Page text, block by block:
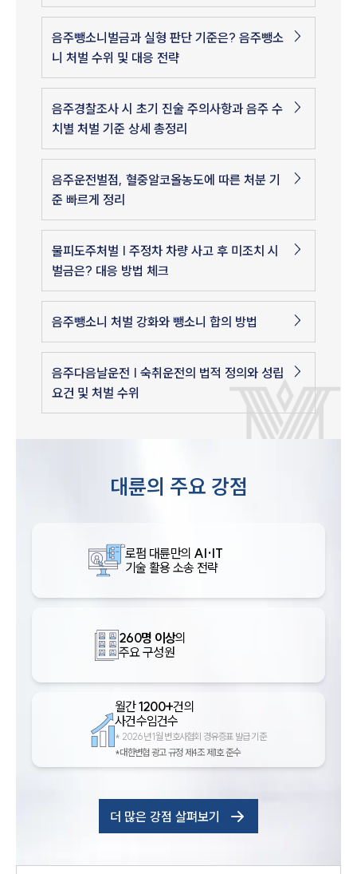
음주뺑소니벌금과 실형 판단 기준은? 음주뺑소
니 처벌 수위 및 대응 전략
음주경찰조사 시 초기 진술 주의사항과 음주 수
치별 처벌 기준 상세 총정리
음주운전벌점, 혈중알코올농도에 따른 처분 기
준 빠르게 정리
물피도주처벌 | 주정차 차량 사고 후 미조치 시
벌금은? 대응 방법 체크
음주뺑소니 처벌 강화와 뺑소니 합의 방법
음주다음날운전 | 숙취운전의 법적 정의와 성립
요건 및 처벌 수위
대륜의 주요 강점
로펌 대륜만의 AI·IT
기술 활용 소송 전략
260명 이상의
주요 구성원
월간1200+건의
사건수임건수
* 2026년 1월 변호사협회 경유증표 발급 기준
*대한변협 광고 규정 제4조 제1호 준수
더 많은 강점 살펴보기